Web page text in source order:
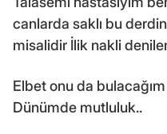
canlarda saklı bu
misalidir İlik nakli
Elbet onu da
Dünümde mutluluk..